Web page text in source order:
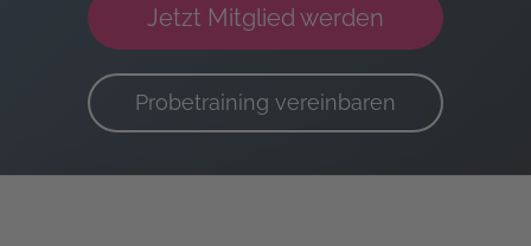
Jetzt Mitglied werden
Probetraining vereinbaren